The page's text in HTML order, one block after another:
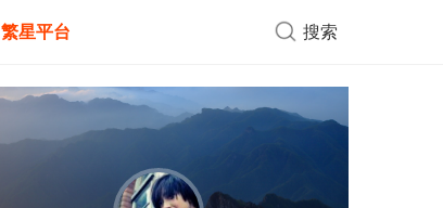
繁星平台 搜索